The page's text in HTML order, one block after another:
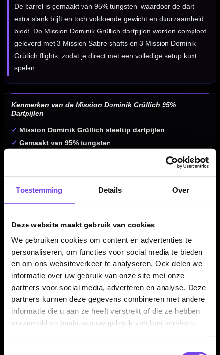
Toestemming Details Over
Deze website maakt gebruik van cookies
We gebruiken cookies om content en advertenties te
personaliseren, om functies voor social media te bieden
en om ons websiteverkeer te analyseren. Ook delen we
informatie over uw gebruik van onze site met onze
partners voor social media, adverteren en analyse. Deze
partners kunnen deze gegevens combineren met andere
informatie die u aan ze heeft verstrekt of die ze hebben
verzameld op basis van uw gebruik van hun services.
De barrel is gemaakt van 95% tungsten, waardoor de dart
extra slank blijft en toch voldoende gewicht en duurzaamheid
biedt. De Mission Dominik Grüllich dartpijlen worden compleet
geleverd met 3 Mission Sabre shafts en 3 Mission Dominik
Grüllich flights, zodat je direct met een volledige setup kunt
spelen.
Kenmerken van de Mission Dominik Grüllich 95%
Dartpijlen
✓ Mission Dominik Grüllich steeltip dartpijlen
✓ Gemaakt van 95% tungsten
Zilveren natural tungsten afwerking met zwarte rings
Ringed grip met radial grooves over de lengte van de
barrel
✓ Verkrijgbaar in 21,5, 23,5 en 25,5 gram
✓
Compleet geleverd met Mission Sabre shafts en Dominik
Dartpijl Materiaal:95% Tungsten
Dartpijl Gewicht:21,5-23,5-25,5 Gram
Dartpijl Kleur:Zilver / Zwart